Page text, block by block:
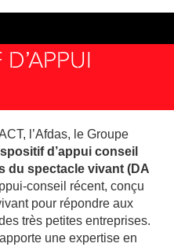
l’Afdas, le Groupe
d’appui conseil
du spectacle vivant (DA
conseil récent, conçu
pour répondre aux
très petites entreprises.
une expertise en